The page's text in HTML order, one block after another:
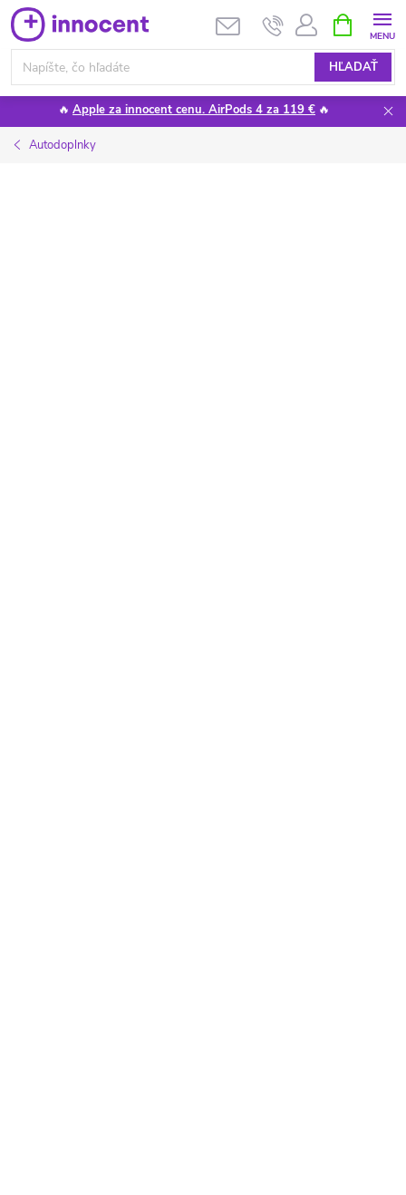
Prejsť
na
obsah
HĽADAŤ
KOŠÍK
🔥 Apple za innocent cenu. AirPods 4 za 119 € 🔥
Autodoplnky